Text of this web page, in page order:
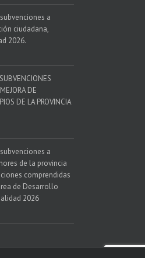
a
ciudadana,
2026.
DE
DE LA PROVINCIA
a
de la provincia
comprendidas
de Desarrollo
2026